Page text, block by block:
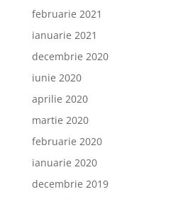
februarie 2021
ianuarie 2021
decembrie 2020
iunie 2020
aprilie 2020
martie 2020
februarie 2020
ianuarie 2020
decembrie 2019